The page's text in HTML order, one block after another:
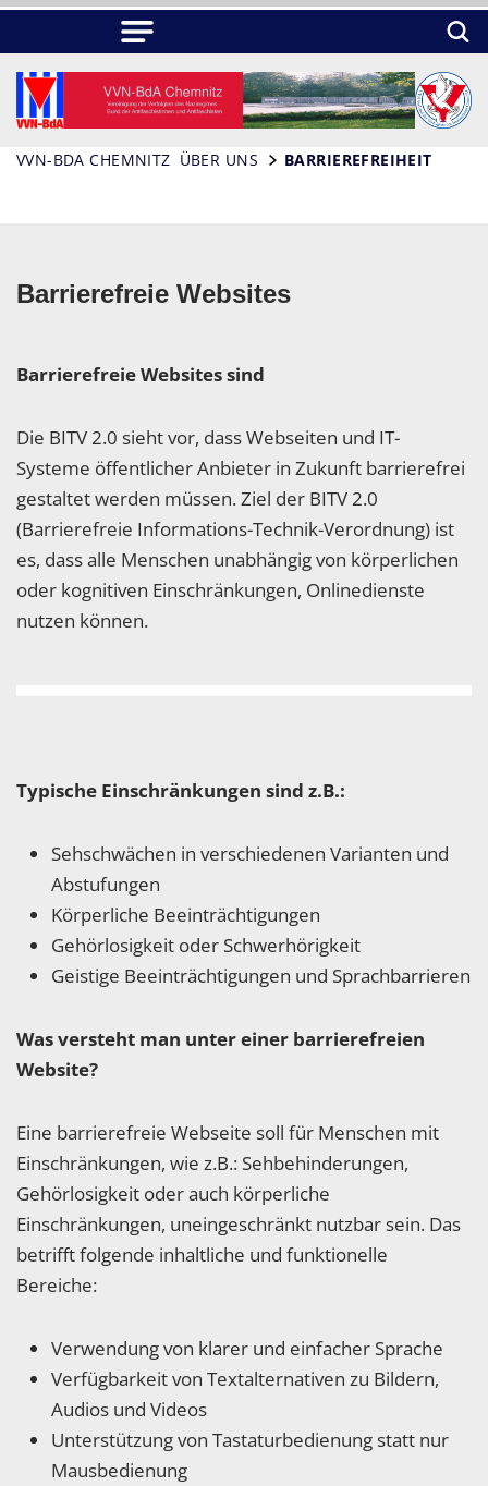
VVN-BDA CHEMNITZ ÜBER UNS BARRIEREFREIHEIT
Barrierefreie Websites
Barrierefreie Websites sind
Die BITV 2.0 sieht vor, dass Webseiten und IT-
Systeme öffentlicher Anbieter in Zukunft barrierefrei
gestaltet werden müssen. Ziel der BITV 2.0
(Barrierefreie Informations-Technik-Verordnung) ist
es, dass alle Menschen unabhängig von körperlichen
oder kognitiven Einschränkungen, Onlinedienste
nutzen können.
Typische Einschränkungen sind z.B.:
Sehschwächen in verschiedenen Varianten und
Abstufungen
Körperliche Beeinträchtigungen
Gehörlosigkeit oder Schwerhörigkeit
Geistige Beeinträchtigungen und Sprachbarrieren
Was versteht man unter einer barrierefreien
Website?
Eine barrierefreie Webseite soll für Menschen mit
Einschränkungen, wie z.B.: Sehbehinderungen,
Gehörlosigkeit oder auch körperliche
Einschränkungen, uneingeschränkt nutzbar sein. Das
betrifft folgende inhaltliche und funktionelle
Bereiche:
Verwendung von klarer und einfacher Sprache
Verfügbarkeit von Textalternativen zu Bildern,
Audios und Videos
Unterstützung von Tastaturbedienung statt nur
Mausbedienung